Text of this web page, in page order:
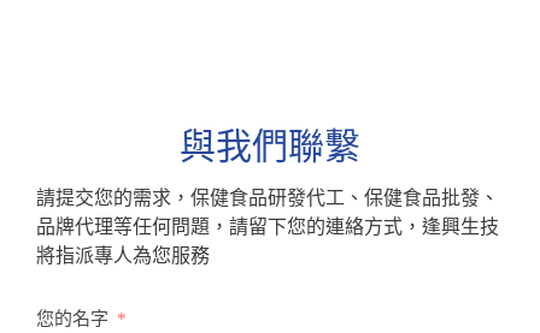
與我們聯繫
請提交您的需求，保健食品研發代工、保健食品批發、
品牌代理等任何問題，請留下您的連絡方式，逢興生技
將指派專人為您服務
您的名字